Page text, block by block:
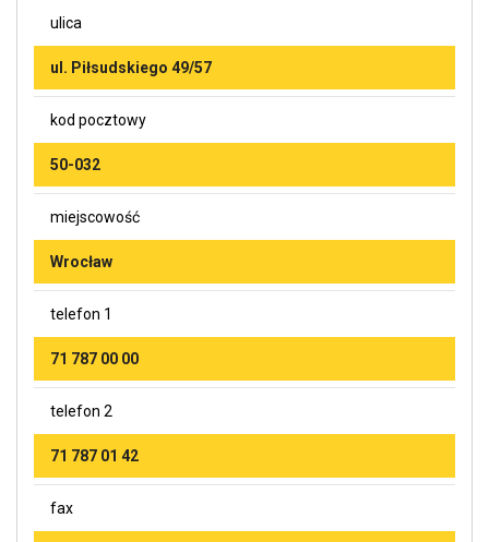
ulica
ul. Piłsudskiego 49/57
kod pocztowy
50-032
miejscowość
Wrocław
telefon 1
71 787 00 00
telefon 2
71 787 01 42
fax